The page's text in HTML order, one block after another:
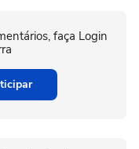
faça Login